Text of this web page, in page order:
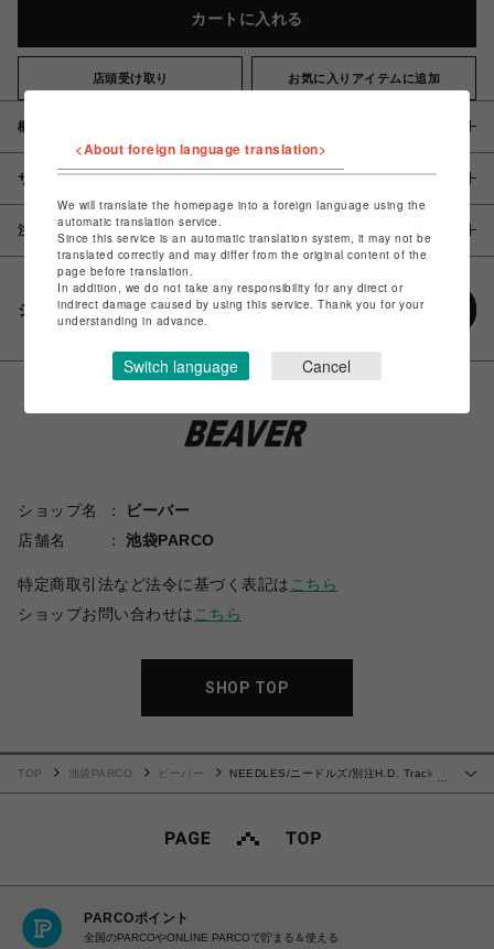
カートに入れる
店頭受け取り お気に入りアイテムに追加
概要
サイズ
注意事項
シェアする
ショップ名
ビーバー
店舗名
池袋PARCO
特定商取引法など法令に基づく表記は こちら
ショップお問い合わせは こちら
SHOP TOP
TOP 池袋PARCO ビーバー
NEEDLES/ニードルズ/別注H.D. Track
PARCOポイント
全国のPARCOやONLINE PARCOで貯まる＆使える
<About foreign language translation>
We will translate the homepage into a foreign language using the
automatic translation service.
Since this service is an automatic translation system, it may not be
translated correctly and may differ from the original content of the
page before translation.
In addition, we do not take any responsibility for any direct or
indirect damage caused by using this service. Thank you for your
understanding in advance.
Switch language Cancel